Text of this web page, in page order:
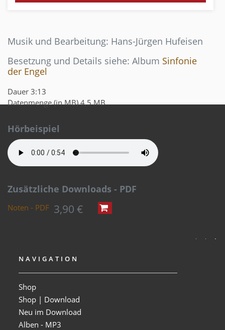
Musik und Bearbeitung: Hans-Jürgen Hufeisen
Besetzung und Details siehe: Album Sinfonie
der Engel
Dauer 3:13
Datenmenge (in MB)4,5 MB
Hörbeispiel
Zusätzliche Downloads - PDF
Noten - PDF 3,90 €
NAVIGATION
Shop
Shop | Download
Neu im Download
Alben - MP3